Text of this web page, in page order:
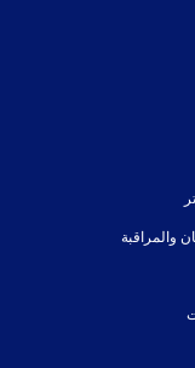
والمراقبة